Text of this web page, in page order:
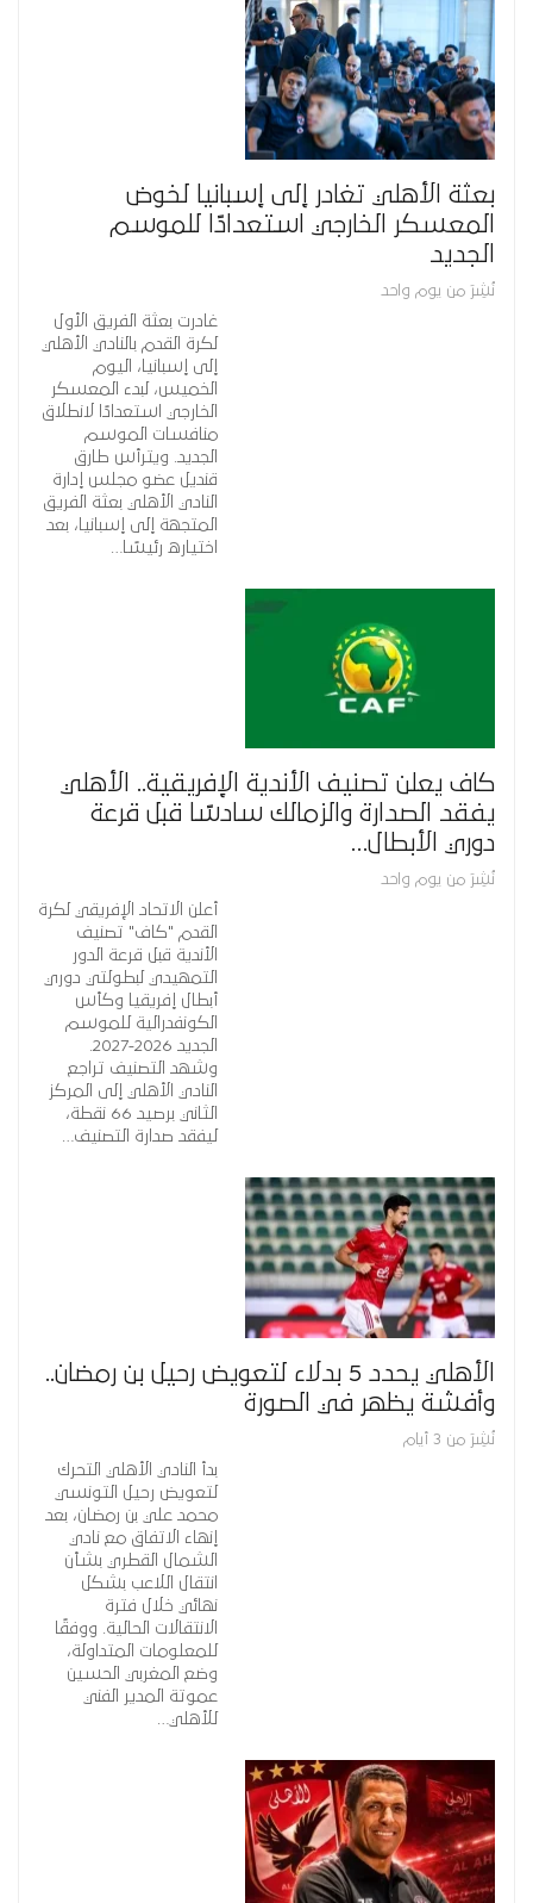
بعثة الأهلي تغادر إلى إسبانيا لخوض
المعسكر الخارجي استعدادًا للموسم
الجديد
نُشِرَ من يوم واحد
غادرت بعثة الفريق الأول
لكرة القدم بالنادي الأهلي
إلى إسبانيا، اليوم
الخميس، لبدء المعسكر
الخارجي استعدادًا لانطلاق
منافسات الموسم
الجديد. ويترأس طارق
قنديل عضو مجلس إدارة
النادي الأهلي بعثة الفريق
المتجهة إلى إسبانيا، بعد
اختياره رئيسًا…
كاف يعلن تصنيف الأندية الإفريقية.. الأهلي
يفقد الصدارة والزمالك سادسًا قبل قرعة
دوري الأبطال…
نُشِرَ من يوم واحد
أعلن الاتحاد الإفريقي لكرة
القدم "كاف" تصنيف
الأندية قبل قرعة الدور
التمهيدي لبطولتي دوري
أبطال إفريقيا وكأس
الكونفدرالية للموسم
وشهد التصنيف تراجع
النادي الأهلي إلى المركز
الثاني برصيد 66 نقطة،
ليفقد صدارة التصنيف…
الأهلي يحدد 5 بدلاء لتعويض رحيل بن رمضان..
وأفشة يظهر في الصورة
نُشِرَ من 3 أيام
بدأ النادي الأهلي التحرك
لتعويض رحيل التونسي
محمد علي بن رمضان، بعد
إنهاء الاتفاق مع نادي
الشمال القطري بشأن
انتقال اللاعب بشكل
نهائي خلال فترة
الانتقالات الحالية. ووفقًا
للمعلومات المتداولة،
وضع المغربي الحسين
عموتة المدير الفني
للأهلي…